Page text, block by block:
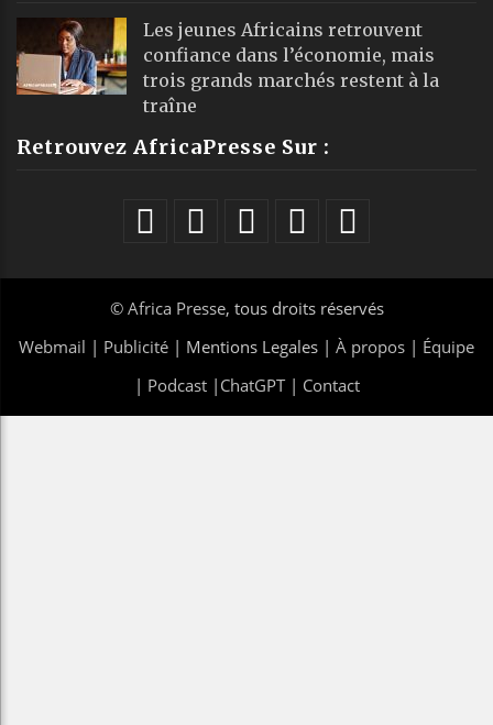
Les jeunes Africains retrouvent
confiance dans l’économie, mais
trois grands marchés restent à la
traîne
Retrouvez AfricaPresse Sur :
© Africa Presse, tous droits réservés
Webmail | Publicité | Mentions Legales | À propos | Équipe
| Podcast| ChatGPT| Contact